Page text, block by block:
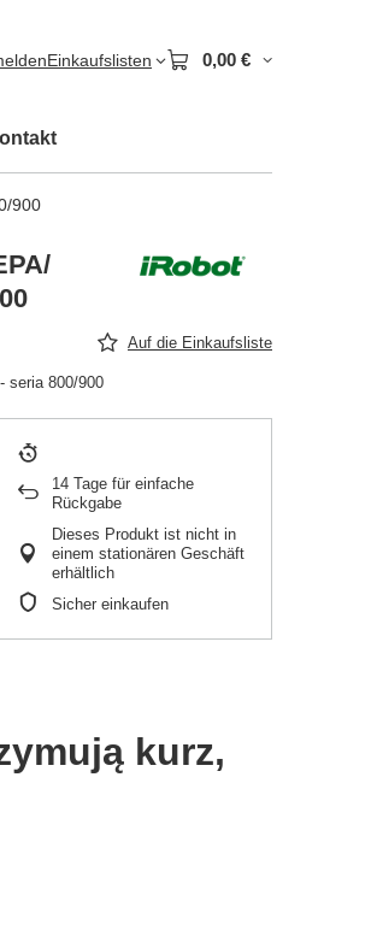
Einkaufslisten 0,00 €
900
Auf die Einkaufsliste
seria 800/900
14 Tage für einfache
Rückgabe
Dieses Produkt ist nicht in
einem stationären Geschäft
erhältlich
Sicher einkaufen
kurz,